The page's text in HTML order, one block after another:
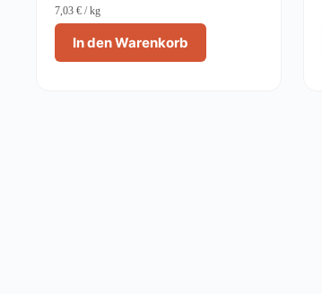
In den Warenkorb
7,03 € /kg